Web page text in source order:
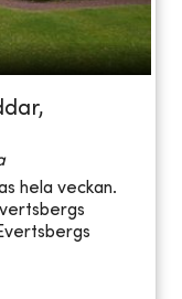
hela veckan.